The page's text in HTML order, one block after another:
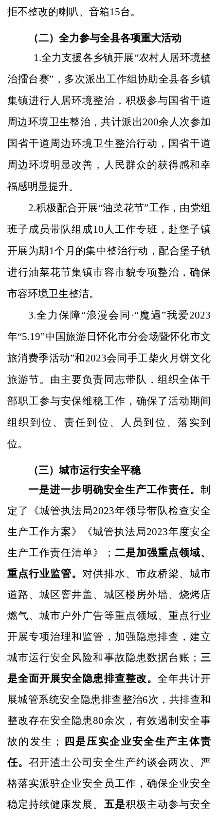
拒不整改的喇叭、音箱15台。
（二）全力参与全县各项重大活动
1.全力支援各乡镇开展“农村人居环境整
治擂台赛”，多次派出工作组协助全县各乡镇
集镇进行人居环境整治，积极参与国省干道
周边环境卫生整治，共计派出200余人次参加
国省干道周边环境卫生整治行动，国省干道
周边环境明显改善，人民群众的获得感和幸
福感明显提升。
2.积极配合开展“油菜花节”工作，由党组
班子成员带队组成10人工作专班，赴堡子镇
开展为期1个月的集中整治行动，配合堡子镇
进行油菜花节集镇市容市貌专项整治，确保
市容环境卫生整洁。
3.全力保障“浪漫会同·“魔遇”我爱2023
年“5.19”中国旅游日怀化市分会场暨怀化市文
旅消费季活动”和2023会同手工柴火月饼文化
旅游节。由主要负责同志带队，组织全体干
部职工参与安保维稳工作，确保了活动期间
组织到位、责任到位、人员到位、落实到
位。
（三）城市运行安全平稳
一是进一步明确安全生产工作责任。 制
定了《城管执法局2023年领导带队检查安全
生产工作方案》《城管执法局2023年度安全
生产工作责任清单》； 二是加强重点领域、
重点行业监管。 对供排水、市政桥梁、城市
道路、城区窨井盖、城区楼房外墙、烧烤店
燃气、城市户外广告等重点领域、重点行业
开展专项治理和监管，加强隐患排查，建立
城市运行安全风险和事故隐患数据台账； 三
是全面开展安全隐患排查整改。 全年共计开
展城管系统安全隐患排查整治6次， 共排查和
整改存在安全隐患80余次，有效遏制安全事
故的发生；
四是压实企业安全生产主体责
任。召开渣土公司安全生产约谈会两次、严
格落实派驻企业安全员工作，确保企业安全
稳定持续健康发展。 五是积极主动参与安全